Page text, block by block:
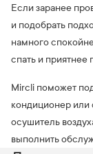
Если заранее
и подобрать
намного
спать и
Mircli поможет
кондиционер или
осушитель
выполнить